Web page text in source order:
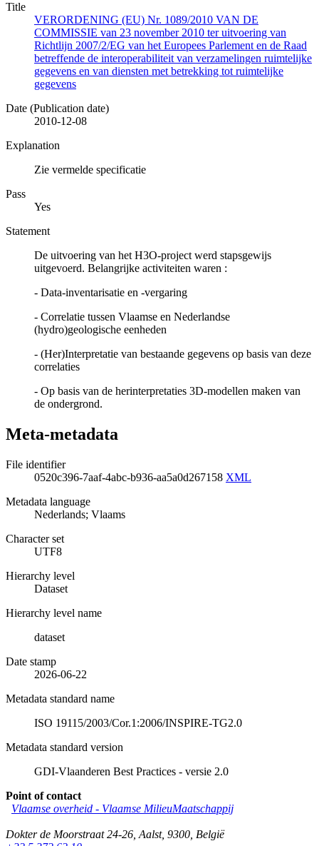
Title
VERORDENING (EU) Nr. 1089/2010 VAN DE
COMMISSIE van 23 november 2010 ter uitvoering van
Richtlijn 2007/2/EG van het Europees Parlement en de Raad
betreffende de interoperabiliteit van verzamelingen ruimtelijke
gegevens en van diensten met betrekking tot ruimtelijke
gegevens
Date (Publication date)
2010-12-08
Explanation
Zie vermelde specificatie
Pass
Yes
Statement
De uitvoering van het H3O-project werd stapsgewijs
uitgevoerd. Belangrijke activiteiten waren :
- Data-inventarisatie en -vergaring
- Correlatie tussen Vlaamse en Nederlandse
(hydro)geologische eenheden
- (Her)Interpretatie van bestaande gegevens op basis van deze
correlaties
- Op basis van de herinterpretaties 3D-modellen maken van
de ondergrond.
Meta-metadata
File identifier
0520c396-7aaf-4abc-b936-aa5a0d267158 XML
Metadata language
Nederlands; Vlaams
Character set
UTF8
Hierarchy level
Dataset
Hierarchy level name
dataset
Date stamp
2026-06-22
Metadata standard name
ISO 19115/2003/Cor.1:2006/INSPIRE-TG2.0
Metadata standard version
GDI-Vlaanderen Best Practices - versie 2.0
Point of contact
Vlaamse overheid - Vlaamse MilieuMaatschappij
Dokter de Moorstraat 24-26 Aalst, 9300 België